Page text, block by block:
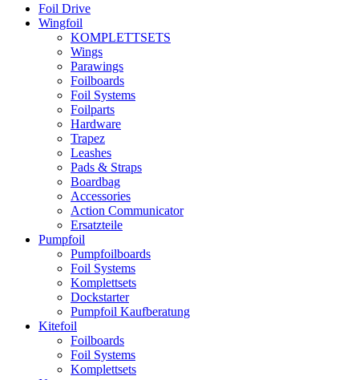
Foil Drive
Wingfoil
KOMPLETTSETS
Wings
Parawings
Foilboards
Foil Systems
Foilparts
Hardware
Trapez
Leashes
Pads & Straps
Boardbag
Accessories
Action Communicator
Ersatzteile
Pumpfoil
Pumpfoilboards
Foil Systems
Komplettsets
Dockstarter
Pumpfoil Kaufberatung
Kitefoil
Foilboards
Foil Systems
Komplettsets